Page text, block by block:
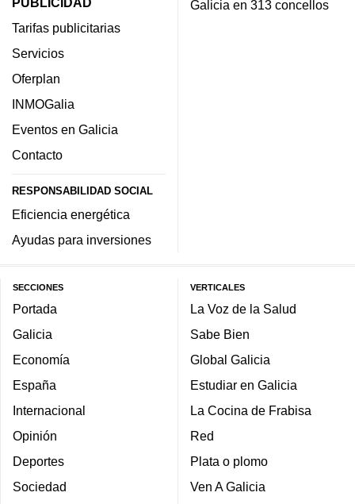
Tarifas publicitarias
Servicios
Oferplan
INMOGalia
Eventos en Galicia
Contacto
RESPONSABILIDAD SOCIAL
Eficiencia energética
Ayudas para inversiones
Galicia en 313 concellos
SECCIONES
Portada
Galicia
Economía
España
Internacional
Opinión
Deportes
Sociedad
VERTICALES
La Voz de la Salud
Sabe Bien
Global Galicia
Estudiar en Galicia
La Cocina de Frabisa
Red
Plata o plomo
Ven A Galicia